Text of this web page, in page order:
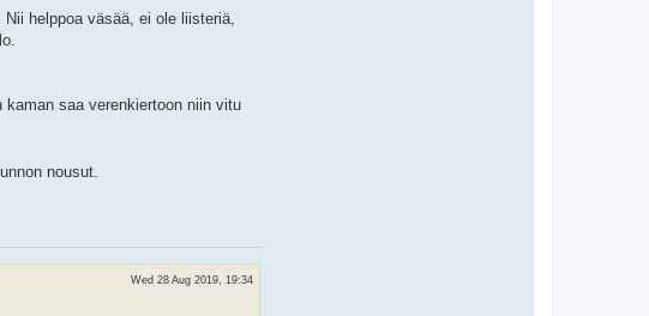
helppoa väsää, ei ole liisteriä,
saa verenkiertoon niin vitu
nousut.
Wed 28 Aug 2019, 19:34